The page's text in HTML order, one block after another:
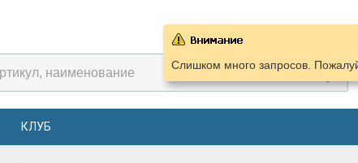
КЛУБ
Слишком много запросов.